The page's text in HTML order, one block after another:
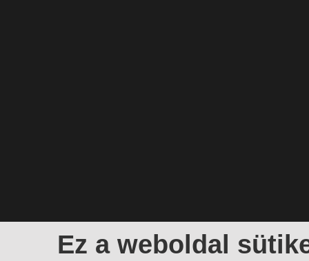
Ez a weboldal